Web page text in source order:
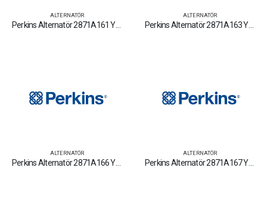
ALTERNATÖR
Perkins Alternatör 2871A161 Yedek Parça Fiyat Tamir Bakım Satan Firmalar
ALTERNATÖR
Perkins Alternatör 2871A163 Yedek Parça Fiyat Tamir Bakım Satan Firmalar
ALTERNATÖR
Perkins Alternatör 2871A166 Yedek Parça Fiyat Tamir Bakım Satan Firmalar
ALTERNATÖR
Perkins Alternatör 2871A167 Yedek Parça Fiyat Tamir Bakım Satan Firmalar